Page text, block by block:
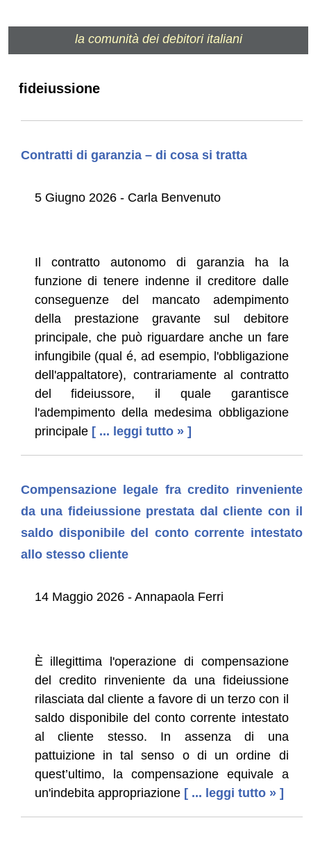
la comunità dei debitori italiani
fideiussione
Contratti di garanzia – di cosa si tratta
5 Giugno 2026 - Carla Benvenuto
Il contratto autonomo di garanzia ha la
funzione di tenere indenne il creditore dalle
conseguenze del mancato adempimento
della prestazione gravante sul debitore
principale, che può riguardare anche un fare
infungibile (qual é, ad esempio, l'obbligazione
dell'appaltatore), contrariamente al contratto
del fideiussore, il quale garantisce
l'adempimento della medesima obbligazione
principale [ ... leggi tutto » ]
Compensazione legale fra credito rinveniente
da una fideiussione prestata dal cliente con il
saldo disponibile del conto corrente intestato
allo stesso cliente
14 Maggio 2026 - Annapaola Ferri
È illegittima l'operazione di compensazione
del credito rinveniente da una fideiussione
rilasciata dal cliente a favore di un terzo con il
saldo disponibile del conto corrente intestato
al cliente stesso. In assenza di una
pattuizione in tal senso o di un ordine di
quest’ultimo, la compensazione equivale a
un'indebita appropriazione [ ... leggi tutto » ]